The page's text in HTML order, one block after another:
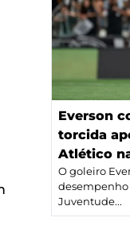
Everson
torcida
Atlético
O goleiro
desempenho
Juventude...